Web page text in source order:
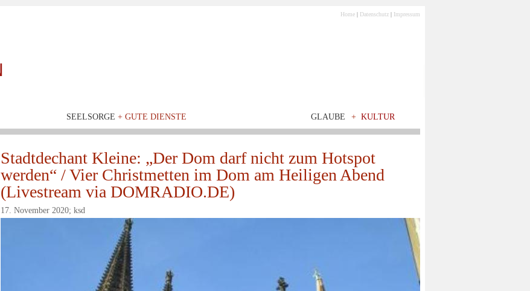
Home | Datenschutz | Impressum
SEELSORGE + GUTE DIENSTE GLAUBE + KULTUR
Stadtdechant Kleine: „Der Dom darf nicht zum Hotspot
werden“ / Vier Christmetten im Dom am Heiligen Abend
(Livestream via DOMRADIO.DE)
17. November 2020; ksd